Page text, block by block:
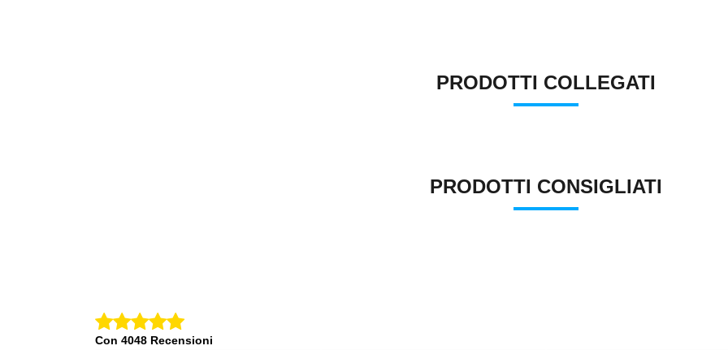
PRODOTTI COLLEGATI
PRODOTTI CONSIGLIATI
Con 4048 Recensioni